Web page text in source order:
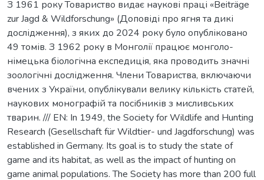
З 1961 року Товариство видає наукові праці «Beiträge
zur Jagd & Wildforschung» (Доповіді про ягня та дикі
дослідження), з яких до 2024 року було опубліковано
49 томів. З 1962 року в Монголії працює монголо-
німецька біологічна експедиція, яка проводить значні
зоологічні дослідження. Члени Товариства, включаючи
вчених з України, опублікували велику кількість статей,
наукових монографій та посібників з мисливських
тварин. /// EN: In 1949, the Society for Wildlife and Hunting
Research (Gesellschaft für Wildtier- und Jagdforschung) was
established in Germany. Its goal is to study the state of
game and its habitat, as well as the impact of hunting on
game animal populations. The Society has more than 200 full